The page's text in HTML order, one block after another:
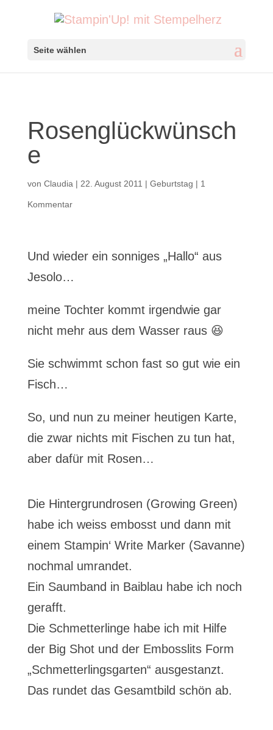
Seite wählen
Rosenglückwünsch
e
von Claudia | 22. August 2011 | Geburtstag | 1
Kommentar
Und wieder ein sonniges „Hallo“ aus
Jesolo…
meine Tochter kommt irgendwie gar
nicht mehr aus dem Wasser raus 😆
Sie schwimmt schon fast so gut wie ein
Fisch…
So, und nun zu meiner heutigen Karte,
die zwar nichts mit Fischen zu tun hat,
aber dafür mit Rosen…
Die Hintergrundrosen (Growing Green)
habe ich weiss embosst und dann mit
einem Stampin‘ Write Marker (Savanne)
nochmal umrandet.
Ein Saumband in Baiblau habe ich noch
gerafft.
Die Schmetterlinge habe ich mit Hilfe
der Big Shot und der Embosslits Form
„Schmetterlingsgarten“ ausgestanzt.
Das rundet das Gesamtbild schön ab.